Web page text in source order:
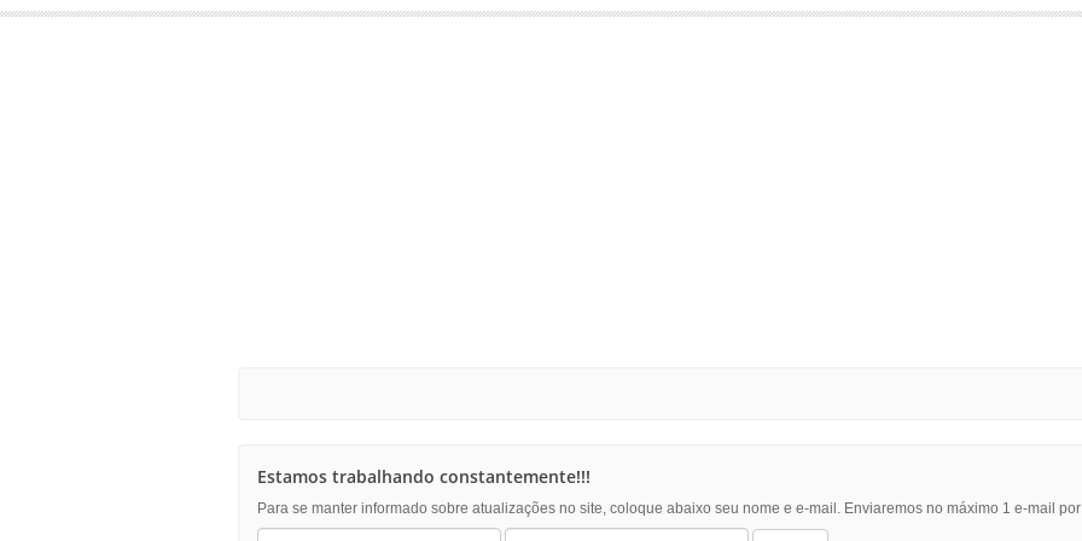
Estamos trabalhando constantemente!!!
Para se manter informado sobre atualizações no site, coloque abaixo seu nome e e-mail. Enviaremos no máximo 1 e-mail